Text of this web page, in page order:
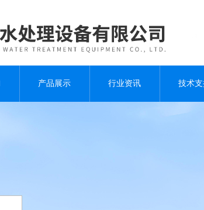
产品展示 行业资讯 技术